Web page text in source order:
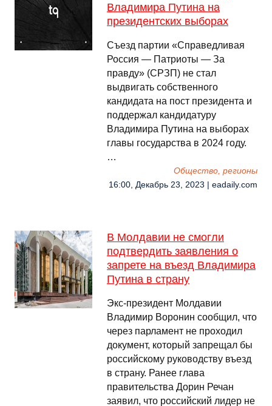
Владимира Путина на
президентских выборах
Съезд партии «Справедливая
Россия — Патриоты — За
правду» (СРЗП) не стал
выдвигать собственного
кандидата на пост президента и
поддержал кандидатуру
Владимира Путина на выборах
главы государства в 2024 году.
…
Общество, регионы
16:00, Декабрь 23, 2023 | eadaily.com
В Молдавии не смогли
подтвердить заявления о
запрете на въезд Владимира
Путина в страну
Экс-президент Молдавии
Владимир Воронин сообщил, что
через парламент не проходил
документ, который запрещал бы
российскому руководству въезд
в страну. Ранее глава
правительства Дорин Речан
заявил, что российский лидер не